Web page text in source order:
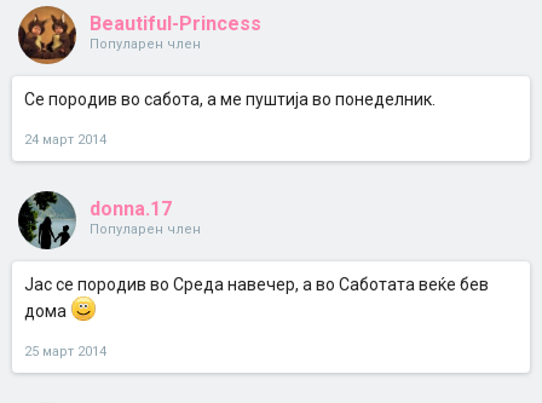
Beautiful-Princess
Популарен член
Се породив во сабота, а ме пуштија во понеделник.
24 март 2014
donna.17
Популарен член
Јас се породив во Среда навечер, а во Саботата веќе бев
дома
25 март 2014